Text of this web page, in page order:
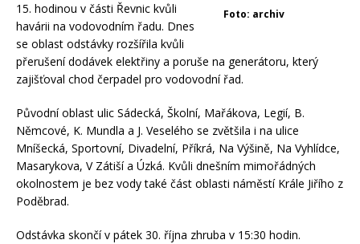
Foto: archiv
15. hodinou v části Řevnic kvůli
havárii na vodovodním řadu. Dnes
se oblast odstávky rozšířila kvůli
přerušení dodávek elektřiny a poruše na generátoru, který
zajišťoval chod čerpadel pro vodovodní řad.
Původní oblast ulic Sádecká, Školní, Mařákova, Legií, B.
Němcové, K. Mundla a J. Veselého se zvětšila i na ulice
Mníšecká, Sportovní, Divadelní, Příkrá, Na Výšině, Na Vyhlídce,
Masarykova, V Zátiší a Úzká. Kvůli dnešním mimořádných
okolnostem je bez vody také část oblasti náměstí Krále Jiřího z
Poděbrad.
Odstávka skončí v pátek 30. října zhruba v 15:30 hodin.